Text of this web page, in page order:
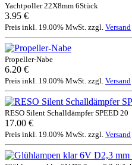
Yachtpoller 22X8mm 6Stück
3.95 €
Preis inkl. 19.00% MwSt. zzgl. Versand
Propeller-Nabe
6.20 €
Preis inkl. 19.00% MwSt. zzgl. Versand
RESO Silent Schalldämpfer SPEED 20
17.00 €
Preis inkl. 19.00% MwSt. zzgl. Versand